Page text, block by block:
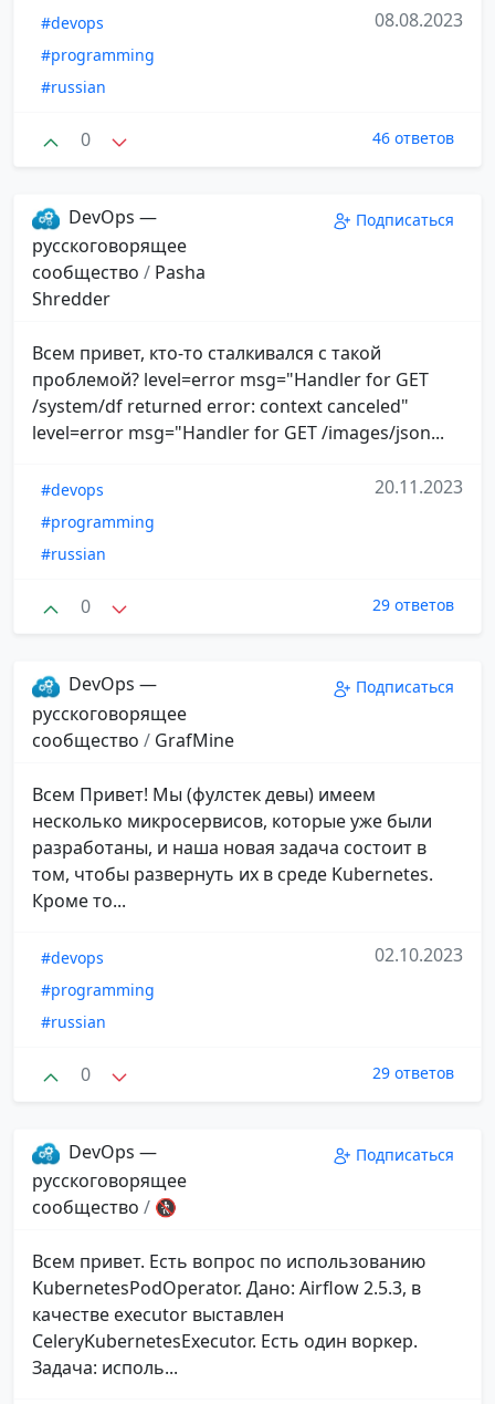
#devops
#programming
#russian
08.08.2023
0 46 ответов
DevOps —
русскоговорящее
сообщество / Pasha
Shredder
Подписаться
Всем привет, кто-то сталкивался с такой
проблемой? level=error msg="Handler for GET
/system/df returned error: context canceled"
level=error msg="Handler for GET /images/json...
#devops
#programming
#russian
20.11.2023
0 29 ответов
DevOps —
русскоговорящее
сообщество / GrafMine
Подписаться
Всем Привет! Мы (фулстек девы) имеем
несколько микросервисов, которые уже были
разработаны, и наша новая задача состоит в
том, чтобы развернуть их в среде Kubernetes.
Кроме то...
#devops
#programming
#russian
02.10.2023
0 29 ответов
DevOps —
русскоговорящее
сообщество / 🚷
Подписаться
Всем привет. Есть вопрос по использованию
KubernetesPodOperator. Дано: Airflow 2.5.3, в
качестве executor выставлен
CeleryKubernetesExecutor. Есть один воркер.
Задача: исполь...